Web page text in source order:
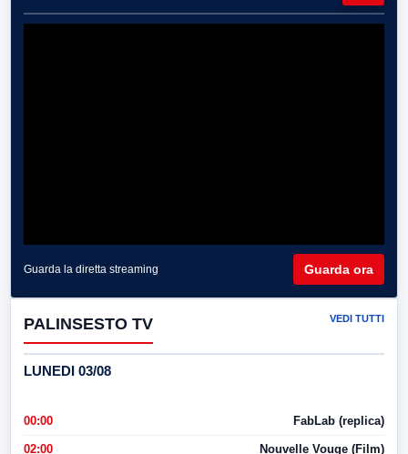
Guarda la diretta streaming Guarda ora
PALINSESTO TV VEDI TUTTI
LUNEDI 03/08
00:00 FabLab (replica)
02:00 Nouvelle Vouge (Film)